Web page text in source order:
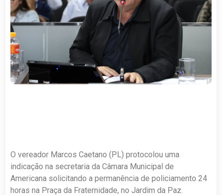
O vereador Marcos Caetano (PL) protocolou uma
indicação na secretaria da Câmara Municipal de
Americana solicitando a permanência de policiamento 24
horas na Praça da Fraternidade, no Jardim da Paz.